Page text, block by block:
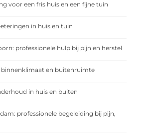
voor een fris huis en een fijne tuin
in huis en tuin
professionele hulp bij pijn en herstel
binnenklimaat en buitenruimte
in huis en buiten
professionele begeleiding bij pijn,